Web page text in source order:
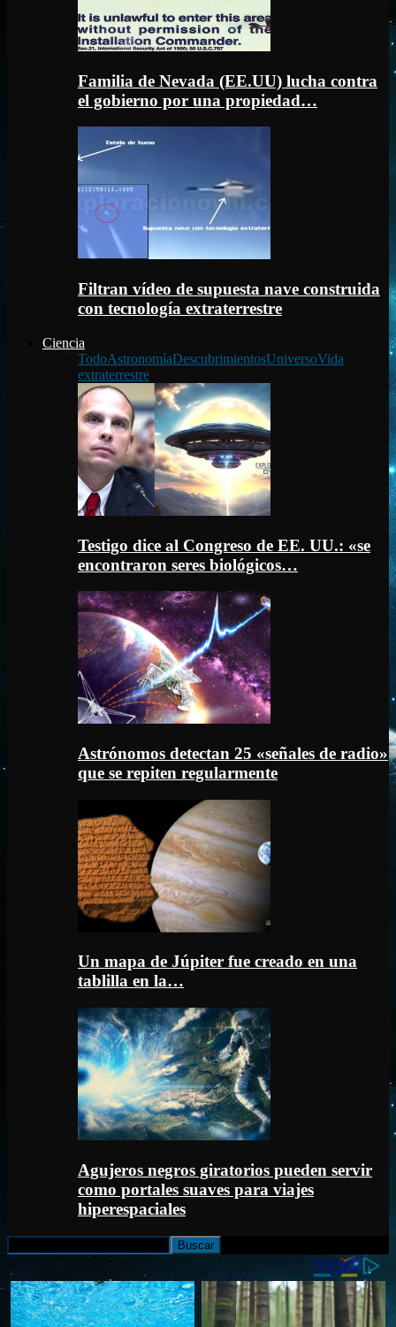
Familia de Nevada (EE.UU) lucha contra
el gobierno por una propiedad…
Filtran vídeo de supuesta nave construida
con tecnología extraterrestre
Ciencia
TodoAstronomíaDescubrimientosUniversoVida
extraterrestre
Testigo dice al Congreso de EE. UU.: «se
encontraron seres biológicos…
Astrónomos detectan 25 «señales de radio»
que se repiten regularmente
Un mapa de Júpiter fue creado en una
tablilla en la…
Agujeros negros giratorios pueden servir
como portales suaves para viajes
hiperespaciales